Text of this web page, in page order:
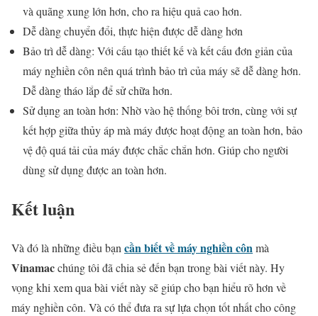
và quãng xung lớn hơn, cho ra hiệu quả cao hơn.
Dễ dàng chuyển đổi, thực hiện được dễ dàng hơn
Bảo trì dễ dàng: Với cấu tạo thiết kế và kết cấu đơn giản của
máy nghiền côn nên quá trình bảo trì của máy sẽ dễ dàng hơn.
Dễ dàng tháo lắp để sử chữa hơn.
Sử dụng an toàn hơn: Nhờ vào hệ thống bôi trơn, cùng với sự
kết hợp giữa thủy áp mà máy được hoạt động an toàn hơn, bảo
vệ độ quá tải của máy được chắc chắn hơn. Giúp cho người
dùng sử dụng được an toàn hơn.
Kết luận
Và đó là những điều bạn cần biết về máy nghiền cônmà
Vinamacchúng tôi đã chia sẻ đến bạn trong bài viết này. Hy
vọng khi xem qua bài viết này sẽ giúp cho bạn hiểu rõ hơn về
máy nghiền côn. Và có thể đưa ra sự lựa chọn tốt nhất cho công